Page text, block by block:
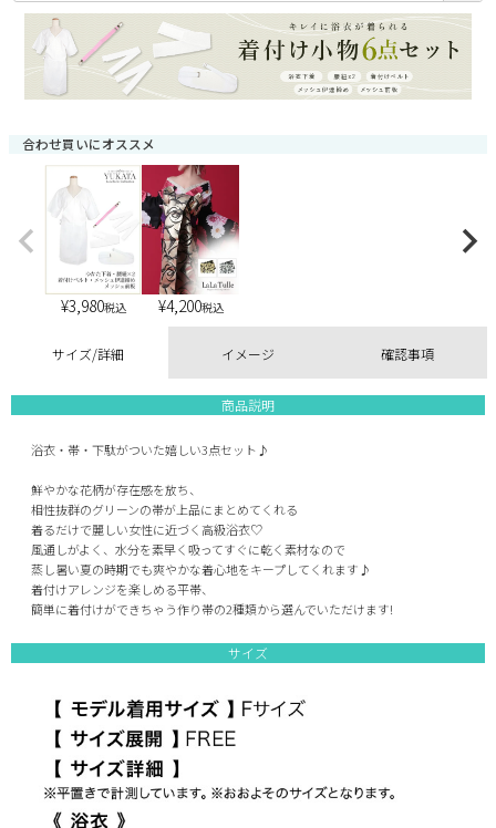
須
)
合わせ買いにオススメ
¥3,980税込 ¥4,200税込
サイズ/詳細 イメージ 確認事項
商品説明
浴衣・帯・下駄がついた嬉しい3点セット♪
鮮やかな花柄が存在感を放ち、
相性抜群のグリーンの帯が上品にまとめてくれる
着るだけで麗しい女性に近づく高級浴衣♡
風通しがよく、水分を素早く吸ってすぐに乾く素材なので
蒸し暑い夏の時期でも爽やかな着心地をキープしてくれます♪
着付けアレンジを楽しめる平帯、
簡単に着付けができちゃう作り帯の2種類から選んでいただけます!
サイズ